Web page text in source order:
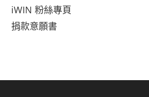
iWIN 粉絲專頁
捐款意願書